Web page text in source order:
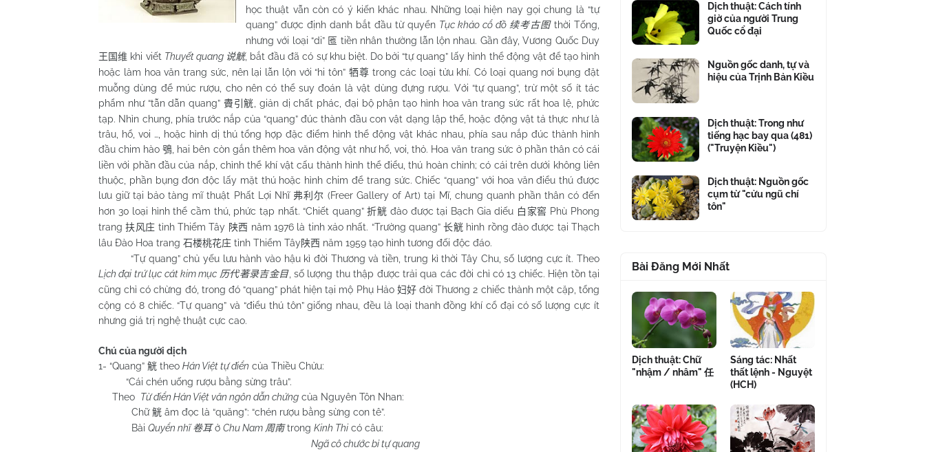
học thuật vẫn còn có ý kiến khác nhau. Những loại hiện nay gọi chung là “tự
quang” được định danh bắt đầu từ quyển Tục khảo cổ đồ 续考古图thời Tống,
nhưng với loại “di” 匜 tiền nhân thường lẫn lộn nhau. Gần đây, Vương Quốc Duy
王国维 khi viết Thuyết quang 说觥, bắt đầu đã có sự khu biệt. Do bởi “tự quang” lấy hình thể động vật để tạo hình
hoặc làm hoa văn trang sức, nên lại lẫn lộn với “hi tôn” 牺尊 trong các loại tửu khí. Có loại quang nơi bụng đặt
muỗng dùng để múc rượu, cho nên có thể suy đoán là vật dùng đựng rượu. Với “tự quang”, trừ một số ít tác
phẩm như “tẫn dẫn quang” 賮引觥 , giản dị chất phác, đại bộ phận tạo hình hoa văn trang sức rất hoa lệ, phức
tạp. Nhìn chung, phía trước nắp của “quang” đúc thành đầu con vật dạng lập thể, hoặc động vật tả thực như là
trâu, hổ, voi …, hoặc hình dị thú tổng hợp đặc điểm hình thể động vật khác nhau, phía sau nắp đúc thành hình
đầu chim hào鴞 , hai bên còn gắn thêm hoa văn động vật như hổ, voi, thỏ. Hoa văn trang sức ở phần thân có cái
liền với phần đầu của nắp, chỉnh thể khí vật cấu thành hình thể điểu, thú hoàn chỉnh; có cái trên dưới không liên
thuộc, phần bụng đơn độc lấy mặt thú hoặc hình chim để trang sức. Chiếc “quang” với hoa văn điểu thú được
lưu giữ tại bảo tàng mĩ thuật Phất Lợi Nhĩ 弗利尔 (Freer Gallery of Art) tại Mĩ, chung quanh phần thân có đến
hơn 30 loại hình thể cầm thú, phức tạp nhất. “Chiết quang”折觥 đào được tại Bạch Gia diếu 白家窖 Phù Phong
trang扶风庄 tỉnh Thiểm Tây 陕西 năm 1976 là tinh xảo nhất. “Trường quang”长觥 hình rồng đào được tại Thạch
lâu Đào Hoa trang 石楼桃花庄 tỉnh Thiểm Tây陕西 năm 1959 tạo hình tương đối độc đáo.
“Tự quang” chủ yếu lưu hành vào hậu kì đời Thương và tiền, trung kì thời Tây Chu, số lượng cực ít. Theo
Lịch đại trứ lục cát kim mục 历代著录吉金目, số lượng thu thập được trải qua các đời chỉ có 13 chiếc. Hiện tồn tại
cũng chỉ có chừng đó, trong đó “quang” phát hiện tại mộ Phụ Hảo 妇好 đời Thương 2 chiếc thành một cặp, tổng
cộng có 8 chiếc. “Tự quang” và “điểu thú tôn” giống nhau, đều là loại thanh đồng khí cổ đại có số lượng cực ít
nhưng giá trị nghệ thuật cực cao.
Chú của người dịch
1- “Quang” 觥 theo Hán Việt tự điển của Thiều Chửu:
“Cái chén uống rượu bằng sừng trâu”.
Theo Từ điển Hán Việt văn ngôn dẫn chứng của Nguyên Tôn Nhan:
Chữ 觥 âm đọc là “quăng”: “chén rượu bằng sừng con tê”.
Bài Quyển nhĩ卷耳 ở ChuNam 周南trong Kinh Thi có câu:
Ngã cô chước bỉ tự quang
Dịch thuật: Cách tính
giờ của người Trung
Quốc cổ đại
Nguồn gốc danh, tự và
hiệu của Trịnh Bản Kiều
Dịch thuật: Trong như
tiếng hạc bay qua (481)
("Truyện Kiều")
Dịch thuật: Nguồn gốc
cụm từ "cửu ngũ chí
tôn"
Bài Đăng Mới Nhất
Dịch thuật: Chữ
"nhậm / nhâm" 任
Sáng tác: Nhất
thất lệnh - Nguyệt
(HCH)